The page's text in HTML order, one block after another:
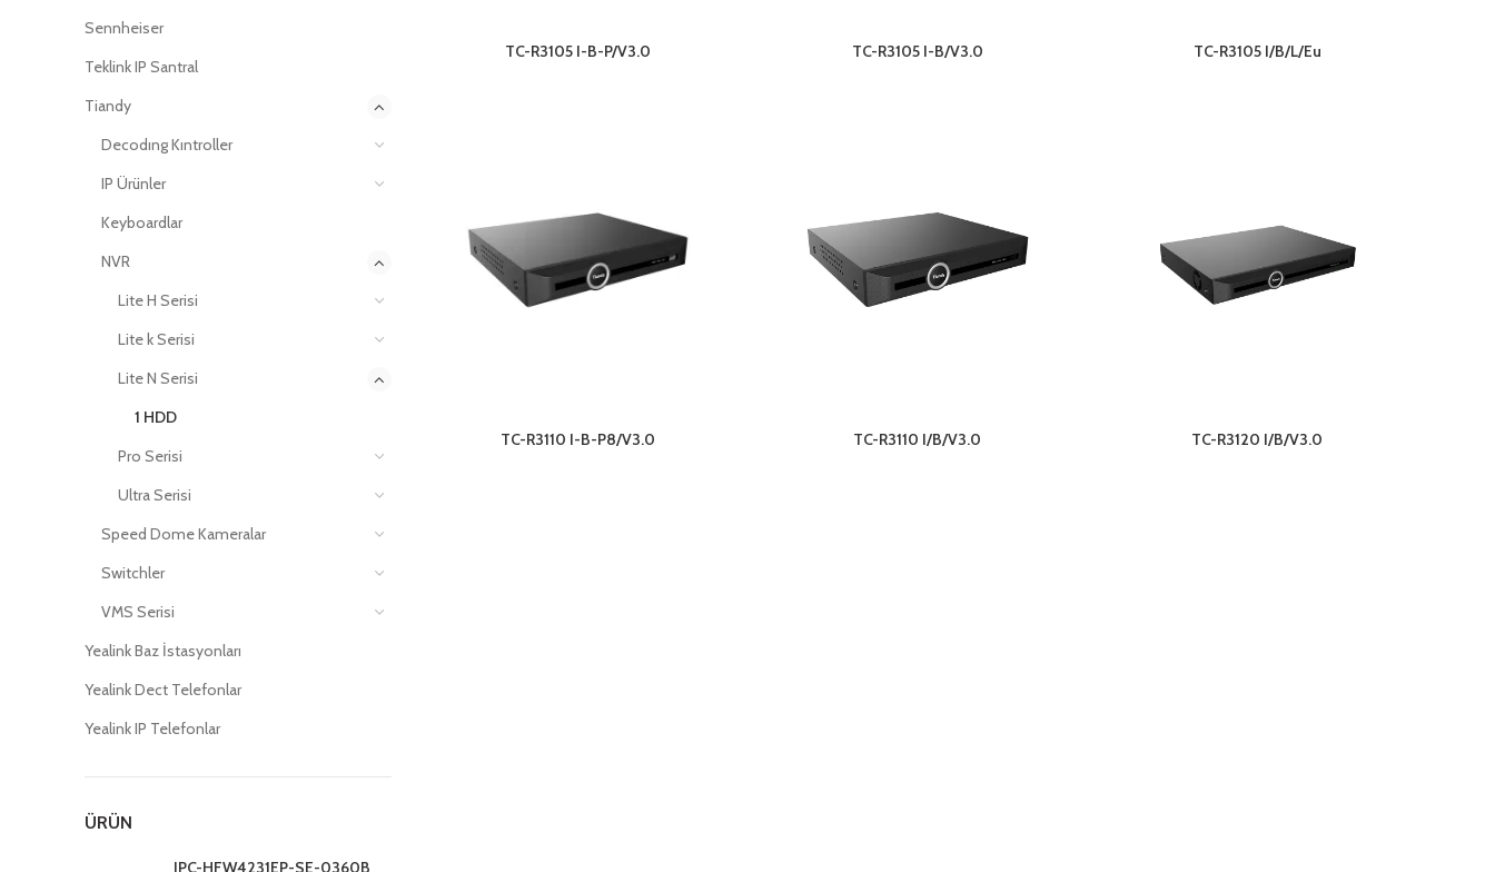
Sennheiser
Teklink IP Santral
Tiandy
Decodıng Kıntroller
IP Ürünler
Keyboardlar
NVR
Lite H Serisi
Lite k Serisi
Lite N Serisi
1 HDD
Pro Serisi
Ultra Serisi
Speed Dome Kameralar
Switchler
VMS Serisi
Yealink Baz İstasyonları
Yealink Dect Telefonlar
Yealink IP Telefonlar
ÜRÜN
IPC-HFW4231EP-SE-0360B
TC-R3105 I-B-P/V3.0 TC-R3105 I-B/V3.0 TC-R3105 I/B/L/Eu
TC-R3110 I-B-P8/V3.0 TC-R3110 I/B/V3.0 TC-R3120 I/B/V3.0